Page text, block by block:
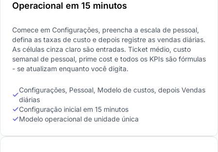
Operacional em 15 minutos
Comece em Configurações, preencha a escala de pessoal,
defina as taxas de custo e depois registre as vendas diárias.
As células cinza claro são entradas. Ticket médio, custo
semanal de pessoal, prime cost e todos os KPIs são fórmulas
- se atualizam enquanto você digita.
Configurações, Pessoal, Modelo de custos, depois Vendas
diárias
Configuração inicial em 15 minutos
Modelo operacional de unidade única